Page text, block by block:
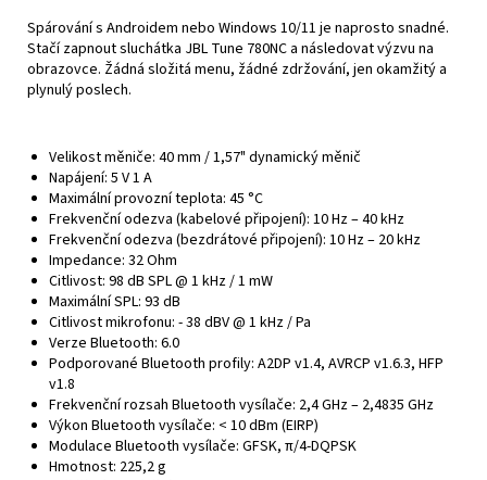
Spárování s Androidem nebo Windows 10/11 je naprosto snadné.
Stačí zapnout sluchátka JBL Tune 780NC a následovat výzvu na
obrazovce. Žádná složitá menu, žádné zdržování, jen okamžitý a
plynulý poslech.
Velikost měniče: 40 mm / 1,57" dynamický měnič
Napájení: 5 V 1 A
Maximální provozní teplota: 45 °C
Frekvenční odezva (kabelové připojení): 10 Hz – 40 kHz
Frekvenční odezva (bezdrátové připojení): 10 Hz – 20 kHz
Impedance: 32 Ohm
Citlivost: 98 dB SPL @ 1 kHz / 1 mW
Maximální SPL: 93 dB
Citlivost mikrofonu: - 38 dBV @ 1 kHz / Pa
Verze Bluetooth: 6.0
Podporované Bluetooth profily: A2DP v1.4, AVRCP v1.6.3, HFP
v1.8
Frekvenční rozsah Bluetooth vysílače: 2,4 GHz – 2,4835 GHz
Výkon Bluetooth vysílače: < 10 dBm (EIRP)
Modulace Bluetooth vysílače: GFSK, π/4-DQPSK
Hmotnost: 225,2 g